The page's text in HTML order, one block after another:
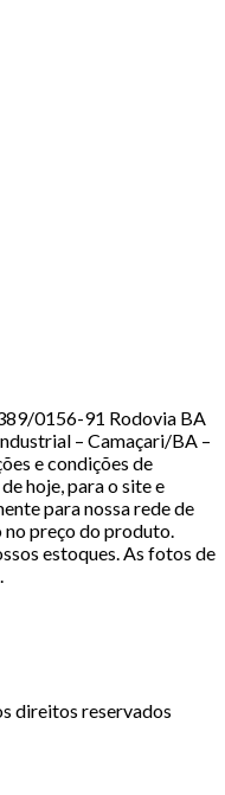
0156-91 Rodovia BA
– Camaçari/BA –
e condições de
hoje, para o site e
para nossa rede de
preço do produto.
estoques. As fotos de
direitos reservados